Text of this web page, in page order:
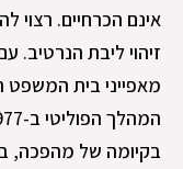
אינם הכרחיים. רצוי
זיהוי ליבת הנרטיב.
מאפייני בית
בקיומה של מהפכה,